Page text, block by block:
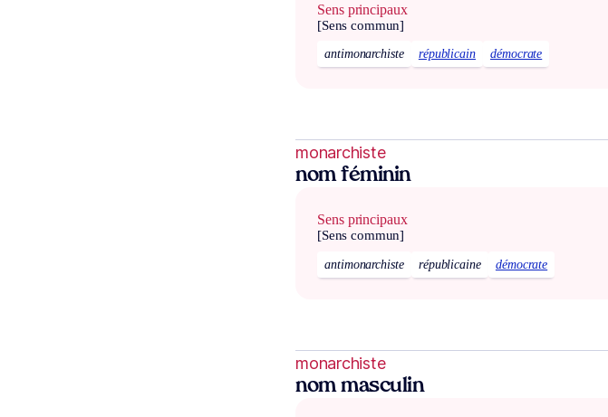
Sens principaux
[Sens commun]
antimonarchiste républicain démocrate
monarchiste
nom féminin
Sens principaux
[Sens commun]
antimonarchiste républicaine démocrate
monarchiste
nom masculin